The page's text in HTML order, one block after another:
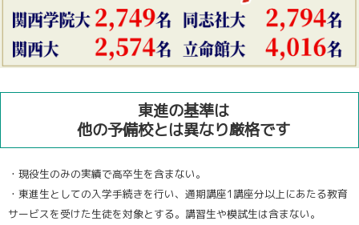
東進の基準は
他の予備校とは異なり厳格です
・現役生のみの実績で高卒生を含まない。
・東進生としての入学手続きを行い、通期講座1講座分以上にあたる教育
サービスを受けた生徒を対象とする。講習生や模試生は含まない。